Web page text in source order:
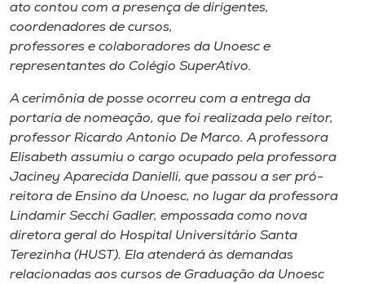
Editora
Rádio
Museu
Unoesc
Store
Selecione
o idioma
ato contou com a presença de dirigentes,
coordenadores de cursos,
professores e colaboradores da Unoesc e
representantes do Colégio SuperAtivo.
A cerimônia de posse ocorreu com a entrega da
portaria de nomeação, que foi realizada pelo reitor,
professor Ricardo Antonio De Marco. A professora
Elisabeth assumiu o cargo ocupado pela professora
Jaciney Aparecida Danielli, que passou a ser pró-
reitora de Ensino da Unoesc, no lugar da professora
Lindamir Secchi Gadler, empossada como nova
diretora geral do Hospital Universitário Santa
Terezinha (HUST). Ela atenderá às demandas
relacionadas aos cursos de Graduação da Unoesc